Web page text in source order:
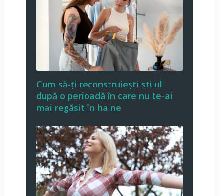
Cum să-ți reconstruiești stilul
după o perioadă în care nu te-ai
mai regăsit în haine